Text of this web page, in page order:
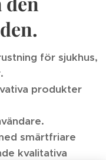
för sjukhus,
produkter
smärtfriare
kvalitativa